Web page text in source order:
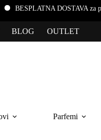
BESPLATNA DOSTAVA za
BLOG OUTLET
Parfemi